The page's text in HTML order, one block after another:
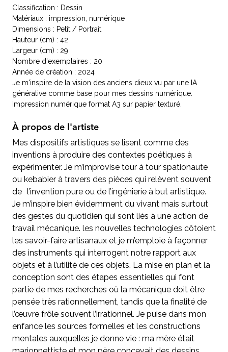
Classification : Dessin
Matériaux : impression, numérique
Dimensions : Petit / Portrait
Hauteur (cm) : 42
Largeur (cm) : 29
Nombre d'exemplaires : 20
Année de création : 2024
Je m'inspire de la vision des anciens dieux vu par une IA
générative comme base pour mes dessins numérique.
Impression numérique format A3 sur papier texturé.
À propos de l'artiste
Mes dispositifs artistiques se lisent comme des
inventions à produire des contextes poétiques à
expérimenter. Je m’improvise tour à tour spationaute
ou kebabier à travers des pièces qui relèvent souvent
de l’invention pure ou de l’ingénierie à but artistique.
Je m’inspire bien évidemment du vivant mais surtout
des gestes du quotidien qui sont liés à une action de
travail mécanique. les nouvelles technologies côtoient
les savoir-faire artisanaux et je m’emploie à façonner
des instruments qui interrogent notre rapport aux
objets et à l’utilité de ces objets. La mise en plan et la
conception sont des étapes essentielles qui font
partie de mes recherches où la mécanique doit être
pensée très rationnellement, tandis que la finalité de
l’œuvre frôle souvent l’irrationnel. Je puise dans mon
enfance les sources formelles et les constructions
mentales auxquelles je donne vie : ma mère était